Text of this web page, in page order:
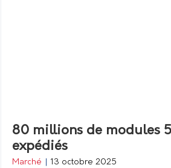
80 millions de modules
expédiés
Marché 13 octobre 2025